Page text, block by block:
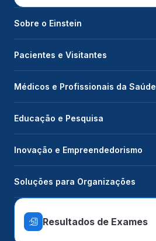
Sobre o Einstein
Pacientes e Visitantes
Médicos e Profissionais da Saúde
Educação e Pesquisa
Inovação e Empreendedorismo
Soluções para Organizações
Resultados de Exames